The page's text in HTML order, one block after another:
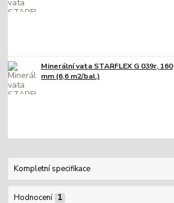
Minerální vata STARFLEX G 039r, 160
mm (6,6 m2/bal.)
Kompletní specifikace
Hodnocení 1